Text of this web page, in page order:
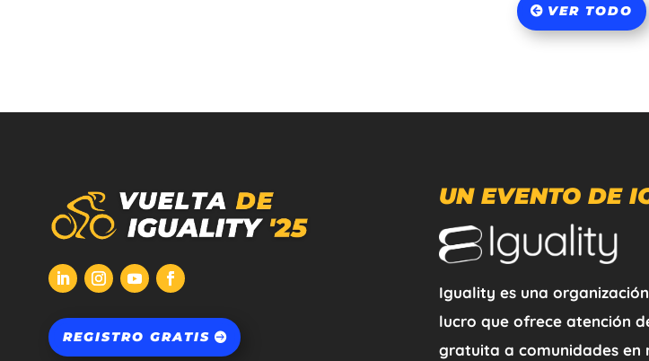
VER TODO
REGISTRO GRATIS
UN EVENTO DE
Iguality es una
lucro que ofrece atención
gratuita a comunidades en